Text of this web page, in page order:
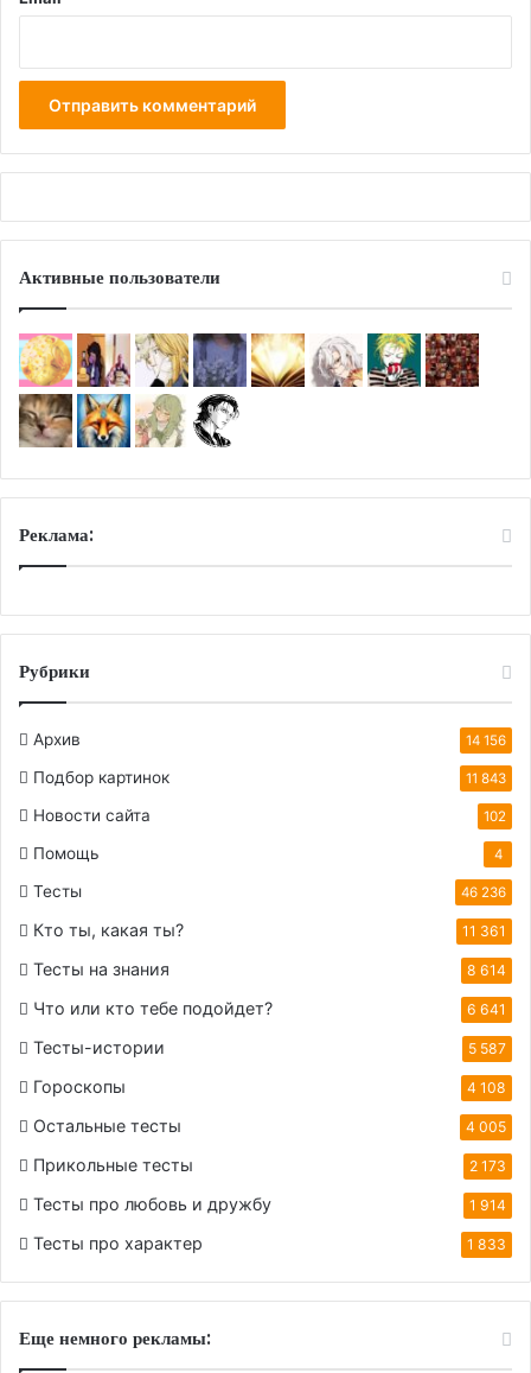
Активные пользователи
Реклама:
Рубрики
Архив 14 156
Подбор картинок 11 843
Новости сайта 102
Помощь 4
Тесты 46 236
Кто ты, какая ты? 11 361
Тесты на знания 8 614
Что или кто тебе подойдет? 6 641
Тесты-истории 5 587
Гороскопы 4 108
Остальные тесты 4 005
Прикольные тесты 2 173
Тесты про любовь и дружбу 1 914
Тесты про характер 1 833
Еще немного рекламы: